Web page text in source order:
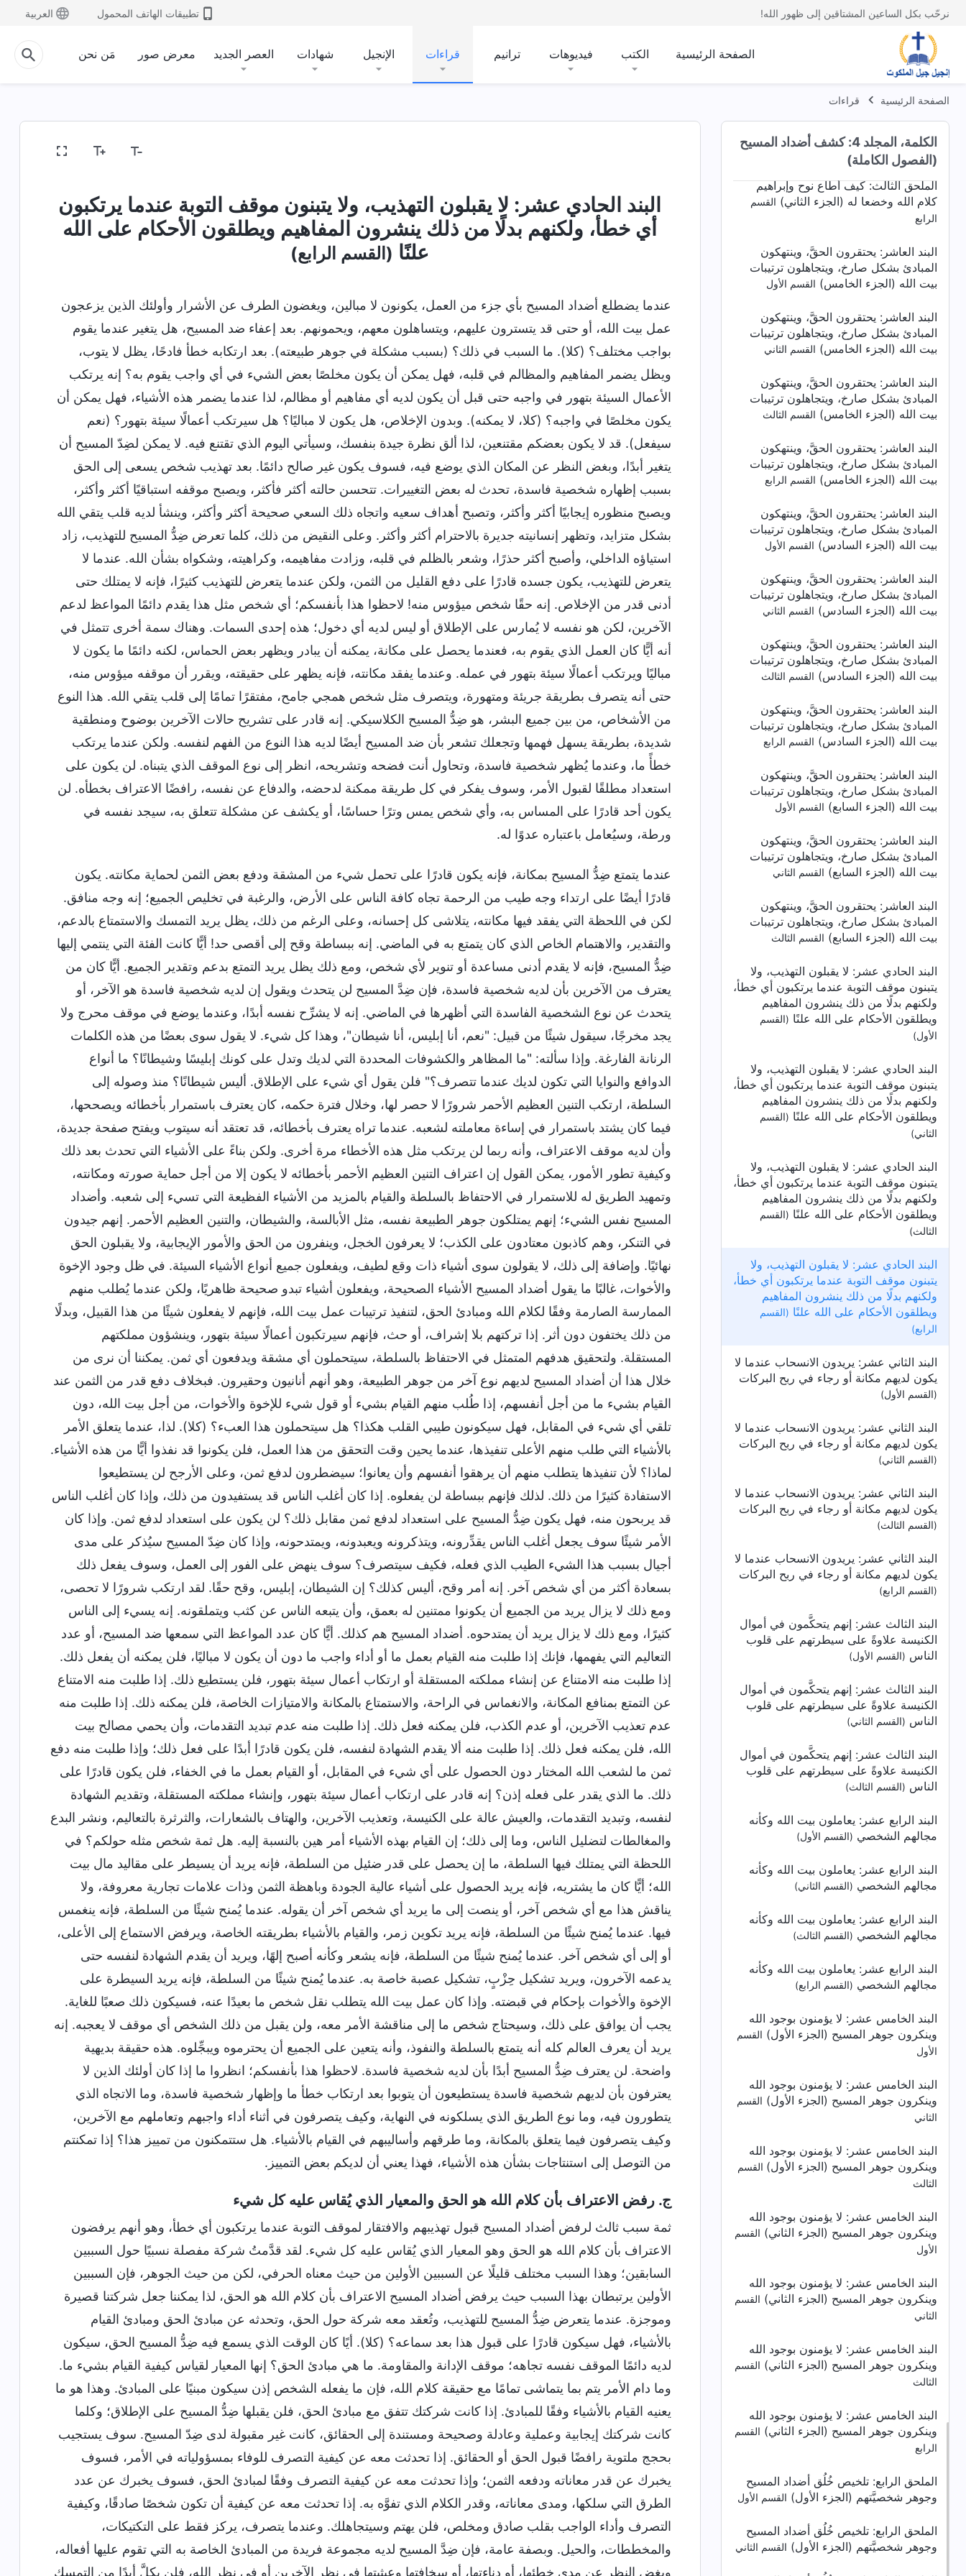
نرحّب بكل الساعين المشتاقين إلى ظهور الله! تطبيقات الهاتف المحمول العربية
الصفحة الرئيسية الكتب فيديوهات ترانيم قراءات الإنجيل شهادات العصر الجديد معرض صور مَن نحن
الصفحة الرئيسية قراءات
الكلمة، المجلد 4: كشف أضداد المسيح
(الفصول الكاملة)
الأول
الملحق الثالث:
كلام الله وخضعا له (الجزء الثاني)
الملحق الثالث:كيف أطاع نوح وإبراهيم
كلام الله وخضعا له (الجزء الثاني)القسم
الثالث
الملحق الثالث:كيف أطاع نوح وإبراهيم
كلام الله وخضعا له (الجزء الثاني) القسم
الرابع
البند العاشر: يحتقرون الحقَّ، وينتهكون
المبادئ بشكل صارخ، ويتجاهلون ترتيبات
بيت الله (الجزء الخامس) القسم الأول
البند العاشر: يحتقرون الحقَّ، وينتهكون
المبادئ بشكل صارخ، ويتجاهلون ترتيبات
بيت الله (الجزء الخامس) القسم الثاني
البند العاشر: يحتقرون الحقَّ، وينتهكون
المبادئ بشكل صارخ، ويتجاهلون ترتيبات
بيت الله (الجزء الخامس) القسم الثالث
البند العاشر: يحتقرون الحقَّ، وينتهكون
المبادئ بشكل صارخ، ويتجاهلون ترتيبات
بيت الله (الجزء الخامس) القسم الرابع
البند العاشر: يحتقرون الحقَّ، وينتهكون
المبادئ بشكل صارخ، ويتجاهلون ترتيبات
بيت الله (الجزء السادس) القسم الأول
البند العاشر: يحتقرون الحقَّ، وينتهكون
المبادئ بشكل صارخ، ويتجاهلون ترتيبات
بيت الله (الجزء السادس) القسم الثاني
البند العاشر: يحتقرون الحقَّ، وينتهكون
المبادئ بشكل صارخ، ويتجاهلون ترتيبات
بيت الله (الجزء السادس) القسم الثالث
البند العاشر: يحتقرون الحقَّ، وينتهكون
المبادئ بشكل صارخ، ويتجاهلون ترتيبات
بيت الله (الجزء السادس) القسم الرابع
البند العاشر: يحتقرون الحقَّ، وينتهكون
المبادئ بشكل صارخ، ويتجاهلون ترتيبات
بيت الله (الجزء السابع) القسم الأول
البند العاشر: يحتقرون الحقَّ، وينتهكون
المبادئ بشكل صارخ، ويتجاهلون ترتيبات
بيت الله (الجزء السابع) القسم الثاني
البند العاشر: يحتقرون الحقَّ، وينتهكون
المبادئ بشكل صارخ، ويتجاهلون ترتيبات
بيت الله (الجزء السابع) القسم الثالث
البند الحادي عشر: لا يقبلون التهذيب، ولا
يتبنون موقف التوبة عندما يرتكبون أي خطأ،
ولكنهم بدلًا من ذلك ينشرون المفاهيم
ويطلقون الأحكام على الله علنًا (القسم
الأول)
البند الحادي عشر: لا يقبلون التهذيب، ولا
يتبنون موقف التوبة عندما يرتكبون أي خطأ،
ولكنهم بدلًا من ذلك ينشرون المفاهيم
ويطلقون الأحكام على الله علنًا (القسم
الثاني)
البند الحادي عشر: لا يقبلون التهذيب، ولا
يتبنون موقف التوبة عندما يرتكبون أي خطأ،
ولكنهم بدلًا من ذلك ينشرون المفاهيم
ويطلقون الأحكام على الله علنًا (القسم
الثالث)
البند الحادي عشر: لا يقبلون التهذيب، ولا
يتبنون موقف التوبة عندما يرتكبون أي خطأ،
ولكنهم بدلًا من ذلك ينشرون المفاهيم
ويطلقون الأحكام على الله علنًا (القسم
الرابع)
البند الثاني عشر: يريدون الانسحاب عندما لا
يكون لديهم مكانة أو رجاء في ربح البركات
(القسم الأول)
البند الثاني عشر: يريدون الانسحاب عندما لا
يكون لديهم مكانة أو رجاء في ربح البركات
(القسم الثاني)
البند الثاني عشر: يريدون الانسحاب عندما لا
يكون لديهم مكانة أو رجاء في ربح البركات
(القسم الثالث)
البند الثاني عشر: يريدون الانسحاب عندما لا
يكون لديهم مكانة أو رجاء في ربح البركات
(القسم الرابع)
البند الثالث عشر: إنهم يتحكَّمون في أموال
الكنيسة علاوةً على سيطرتهم على قلوب
الناس (القسم الأول)
البند الثالث عشر: إنهم يتحكَّمون في أموال
الكنيسة علاوةً على سيطرتهم على قلوب
الناس (القسم الثاني)
البند الثالث عشر: إنهم يتحكَّمون في أموال
الكنيسة علاوةً على سيطرتهم على قلوب
الناس (القسم الثالث)
البند الرابع عشر: يعاملون بيت الله وكأنه
مجالهم الشخصي (القسم الأول)
البند الرابع عشر: يعاملون بيت الله وكأنه
مجالهم الشخصي (القسم الثاني)
البند الرابع عشر: يعاملون بيت الله وكأنه
مجالهم الشخصي (القسم الثالث)
البند الرابع عشر: يعاملون بيت الله وكأنه
مجالهم الشخصي (القسم الرابع)
البند الخامس عشر: لا يؤمنون بوجود الله
وينكرون جوهر المسيح (الجزء الأول) القسم
الأول
البند الخامس عشر: لا يؤمنون بوجود الله
وينكرون جوهر المسيح (الجزء الأول) القسم
الثاني
البند الخامس عشر: لا يؤمنون بوجود الله
وينكرون جوهر المسيح (الجزء الأول) القسم
الثالث
البند الخامس عشر: لا يؤمنون بوجود الله
وينكرون جوهر المسيح (الجزء الثاني) القسم
الأول
البند الخامس عشر: لا يؤمنون بوجود الله
وينكرون جوهر المسيح (الجزء الثاني) القسم
الثاني
البند الخامس عشر: لا يؤمنون بوجود الله
وينكرون جوهر المسيح (الجزء الثاني) القسم
الثالث
البند الخامس عشر: لا يؤمنون بوجود الله
وينكرون جوهر المسيح (الجزء الثاني) القسم
الرابع
الملحق الرابع: تلخيص خُلُق أضداد المسيح
وجوهر شخصيَّتهم (الجزء الأول) القسم الأول
الملحق الرابع: تلخيص خُلُق أضداد المسيح
وجوهر شخصيَّتهم (الجزء الأول) القسم الثاني
البند الحادي عشر: لا يقبلون التهذيب، ولا يتبنون موقف التوبة عندما يرتكبون
أي خطأ، ولكنهم بدلًا من ذلك ينشرون المفاهيم ويطلقون الأحكام على الله
علنًا (القسم الرابع)
عندما يضطلع أضداد المسيح بأي جزء من العمل، يكونون لا مبالين، ويغضون الطرف عن الأشرار وأولئك الذين يزعجون
عمل بيت الله، أو حتى قد يتسترون عليهم، ويتساهلون معهم، ويحمونهم. بعد إعفاء ضد المسيح، هل يتغير عندما يقوم
بواجب مختلف؟ (كلا). ما السبب في ذلك؟ (بسبب مشكلة في جوهر طبيعته). بعد ارتكابه خطأ فادحًا، يظل لا يتوب،
ويظل يضمر المفاهيم والمظالم في قلبه، فهل يمكن أن يكون مخلصًا بعض الشيء في أي واجب يقوم به؟ إنه يرتكب
الأعمال السيئة بتهور في واجبه حتى قبل أن يكون لديه أي مفاهيم أو مظالم، لذا عندما يضمر هذه الأشياء، فهل يمكن أن
يكون مخلصًا في واجبه؟ (كلا، لا يمكنه). وبدون الإخلاص، هل يكون لا مباليًا؟ هل سيرتكب أعمالًا سيئة بتهور؟ (نعم
سيفعل). قد لا يكون بعضكم مقتنعين، لذا ألق نظرة جيدة بنفسك، وسيأتي اليوم الذي تقتنع فيه. لا يمكن لضِدّ المسيح أن
يتغير أبدًا، وبغض النظر عن المكان الذي يوضع فيه، فسوف يكون غير صالح دائمًا. بعد تهذيب شخص يسعى إلى الحق
بسبب إظهاره شخصية فاسدة، تحدث له بعض التغييرات. تتحسن حالته أكثر فأكثر، ويصبح موقفه استباقيًا أكثر وأكثر،
ويصبح منظوره إيجابيًا أكثر وأكثر، وتصبح أهداف سعيه واتجاه ذلك السعي صحيحة أكثر وأكثر، وينشأ لديه قلب يتقي الله
بشكل متزايد، وتظهر إنسانيته جديرة بالاحترام أكثر وأكثر. وعلى النقيض من ذلك، كلما تعرض ضِدُّ المسيح للتهذيب، زاد
استياؤه الداخلي، وأصبح أكثر حذرًا، وشعر بالظلم في قلبه، وزادت مفاهيمه، وكراهيته، وشكواه بشأن الله. عندما لا
يتعرض للتهذيب، يكون جسده قادرًا على دفع القليل من الثمن، ولكن عندما يتعرض للتهذيب كثيرًا، فإنه لا يمتلك حتى
أدنى قدر من الإخلاص. إنه حقًا شخص ميؤوس منه! لاحظوا هذا بأنفسكم؛ أي شخص مثل هذا يقدم دائمًا المواعظ لدعم
الآخرين، لكن هو نفسه لا يُمارس على الإطلاق أو ليس لديه أي دخول؛ هذه إحدى السمات. وهناك سمة أخرى تتمثل في
أنه أيًّا كان العمل الذي يقوم به، فعندما يحصل على مكانة، يمكنه أن يبادر ويظهر بعض الحماس، لكنه دائمًا ما يكون لا
مباليًا ويرتكب أعمالًا سيئة بتهور في عمله. وعندما يفقد مكانته، فإنه يظهر على حقيقته، ويقرر أن موقفه ميؤوس منه،
حتى أنه يتصرف بطريقة جريئة ومتهورة، ويتصرف مثل شخص همجي جامح، مفتقرًا تمامًا إلى قلب يتقي الله. هذا النوع
من الأشخاص، من بين جميع البشر، هو ضِدُّ المسيح الكلاسيكي. إنه قادر على تشريح حالات الآخرين بوضوح ومنطقية
شديدة، بطريقة يسهل فهمها وتجعلك تشعر بأن ضد المسيح أيضًا لديه هذا النوع من الفهم لنفسه. ولكن عندما يرتكب
خطأً ما، وعندما يُظهر شخصية فاسدة، وتحاول أنت فضحه وتشريحه، انظر إلى نوع الموقف الذي يتبناه. لن يكون على
استعداد مطلقًا لقبول الأمر، وسوف يفكر في كل طريقة ممكنة لدحضه، والدفاع عن نفسه، رافضًا الاعتراف بخطأه. لن
يكون أحد قادرًا على المساس به، وأي شخص يمس وترًا حساسًا، أو يكشف عن مشكلة تتعلق به، سيجد نفسه في
ورطة، وسيُعامل باعتباره عدوًا له.
عندما يتمتع ضِدُّ المسيح بمكانة، فإنه يكون قادرًا على تحمل شيء من المشقة ودفع بعض الثمن لحماية مكانته. يكون
قادرًا أيضًا على ارتداء وجه طيب من الرحمة تجاه كافة الناس على الأرض، والرغبة في تخليص الجميع؛ إنه وجه منافق.
لكن في اللحظة التي يفقد فيها مكانته، يتلاشى كل إحسانه، وعلى الرغم من ذلك، يظل يريد التمسك والاستمتاع بالدعم،
والتقدير، والاهتمام الخاص الذي كان يتمتع به في الماضي. إنه ببساطة وقح إلى أقصى حد! أيًّا كانت الفئة التي ينتمي إليها
ضِدُّ المسيح، فإنه لا يقدم أدنى مساعدة أو تنوير لأي شخص، ومع ذلك يظل يريد التمتع بدعم وتقدير الجميع. أيًّا كان من
يعترف من الآخرين بأن لديه شخصية فاسدة، فإن ضِدَّ المسيح لن يتحدث ويقول إن لديه شخصية فاسدة هو الآخر، أو
يتحدث عن نوع الشخصية الفاسدة التي أظهرها في الماضي. إنه لا يشرِّح نفسه أبدًا، وعندما يوضع في موقف محرج ولا
يجد مخرجًا، سيقول شيئًا من قبيل: "نعم، أنا إبليس، أنا شيطان"، وهذا كل شيء. لا يقول سوى بعضًا من هذه الكلمات
الرنانة الفارغة. وإذا سألته: "ما المظاهر والكشوفات المحددة التي لديك وتدل على كونك إبليسًا وشيطانًا؟ ما أنواع
الدوافع والنوايا التي تكون لديك عندما تتصرف؟" فلن يقول أي شيء على الإطلاق. أليس شيطانًا؟ منذ وصوله إلى
السلطة، ارتكب التنين العظيم الأحمر شرورًا لا حصر لها، وخلال فترة حكمه، كان يعترف باستمرار بأخطائه ويصححها،
فيما كان يشتد باستمرار في إساءة معاملته لشعبه. عندما تراه يعترف بأخطائه، قد تعتقد أنه سيتوب ويفتح صفحة جديدة،
وأن لديه موقف الاعتراف، وأنه ربما لن يرتكب مثل هذه الأخطاء مرة أخرى. ولكن بناءً على الأشياء التي تحدث بعد ذلك
وكيفية تطور الأمور، يمكن القول إن اعتراف التنين العظيم الأحمر بأخطائه لا يكون إلا من أجل حماية صورته ومكانته،
وتمهيد الطريق له للاستمرار في الاحتفاظ بالسلطة والقيام بالمزيد من الأشياء الفظيعة التي تسيء إلى شعبه. وأضداد
المسيح نفس الشيء؛ إنهم يمتلكون جوهر الطبيعة نفسه، مثل الأبالسة، والشيطان، والتنين العظيم الأحمر. إنهم جيدون
في التنكر، وهم كاذبون معتادون على الكذب؛ لا يعرفون الخجل، وينفرون من الحق والأمور الإيجابية، ولا يقبلون الحق
نهائيًا. وإضافة إلى ذلك، لا يقولون سوى أشياء ذات وقع لطيف، ويفعلون جميع أنواع الأشياء السيئة. في ظل وجود الإخوة
والأخوات، غالبًا ما يقول أضداد المسيح الأشياء الصحيحة، ويفعلون أشياء تبدو صحيحة ظاهريًا، ولكن عندما يُطلب منهم
الممارسة الصارمة وفقًا لكلام الله ومبادئ الحق، لتنفيذ ترتيبات عمل بيت الله، فإنهم لا يفعلون شيئًا من هذا القبيل، وبدلًا
من ذلك يختفون دون أثر. إذا تركتهم بلا إشراف، أو حث، فإنهم سيرتكبون أعمالًا سيئة بتهور، وينشؤون مملكتهم
المستقلة. ولتحقيق هدفهم المتمثل في الاحتفاظ بالسلطة، سيتحملون أي مشقة ويدفعون أي ثمن. يمكننا أن نرى من
خلال هذا أن أضداد المسيح لديهم نوع آخر من جوهر الطبيعة، وهو أنهم أنانيون وحقيرون. فبخلاف دفع قدر من الثمن عند
القيام بشيء ما من أجل أنفسهم، إذا طُلب منهم القيام بشيء أو قول شيء للإخوة والأخوات، من أجل بيت الله، دون
تلقي أي شيء في المقابل، فهل سيكونون طيبي القلب هكذا؟ هل سيتحملون هذا العبء؟ (كلا). لذا، عندما يتعلق الأمر
بالأشياء التي طلب منهم الأعلى تنفيذها، عندما يحين وقت التحقق من هذا العمل، فلن يكونوا قد نفذوا أيًّا من هذه الأشياء.
لماذا؟ لأن تنفيذها يتطلب منهم أن يرهقوا أنفسهم وأن يعانوا؛ سيضطرون لدفع ثمن، وعلى الأرجح لن يستطيعوا
الاستفادة كثيرًا من ذلك. لذلك فإنهم ببساطة لن يفعلوه. إذا كان أغلب الناس قد يستفيدون من ذلك، وإذا كان أغلب الناس
قد يربحون منه، فهل يكون ضِدُّ المسيح على استعداد لدفع ثمن مقابل ذلك؟ لن يكون على استعداد لدفع ثمن. وإذا كان
الأمر شيئًا سوف يجعل أغلب الناس يقدِّرونه، ويتذكرونه ويعبدونه، ويمتدحونه، وإذا كان ضِدّ المسيح سيُذكر على مدى
أجيال بسبب هذا الشيء الطيب الذي فعله، فكيف سيتصرف؟ سوف ينهض على الفور إلى العمل، وسوف يفعل ذلك
بسعادة أكثر من أي شخص آخر. إنه أمر وقح، أليس كذلك؟ إن الشيطان، إبليس، وقح حقًا. لقد ارتكب شرورًا لا تحصى،
ومع ذلك لا يزال يريد من الجميع أن يكونوا ممتنين له بعمق، وأن يتبعه الناس عن كثب ويتملقونه. إنه يسيء إلى الناس
كثيرًا، ومع ذلك لا يزال يريد أن يمتدحوه. أضداد المسيح هم كذلك. أيًّا كان عدد المواعظ التي سمعها ضد المسيح، أو عدد
التعاليم التي يفهمها، فإنك إذا طلبت منه القيام بعمل ما أو أداء واجب ما دون أن يكون لا مباليًا، فلن يمكنه أن يفعل ذلك.
إذا طلبت منه الامتناع عن إنشاء مملكته المستقلة أو ارتكاب أعمال سيئة بتهور، فلن يستطيع ذلك. إذا طلبت منه الامتناع
عن التمتع بمنافع المكانة، والانغماس في الراحة، والاستمتاع بالمكانة والامتيازات الخاصة، فلن يمكنه ذلك. إذا طلبت منه
عدم تعذيب الآخرين، أو عدم الكذب، فلن يمكنه فعل ذلك. إذا طلبت منه عدم تبديد التقدمات، وأن يحمي مصالح بيت
الله، فلن يمكنه فعل ذلك. إذا طلبت منه ألا يقدم الشهادة لنفسه، فلن يكون قادرًا أبدًا على فعل ذلك؛ وإذا طلبت منه دفع
ثمن ما لشعب الله المختار دون الحصول على أي شيء في المقابل، أو القيام بعمل ما في الخفاء، فلن يكون قادرًا على
ذلك. ما الذي يقدر على فعله إذن؟ إنه قادر على ارتكاب أعمال سيئة بتهور، وإنشاء مملكته المستقلة، وتقديم الشهادة
لنفسه، وتبديد التقدمات، والعيش عالة على الكنيسة، وتعذيب الآخرين، والهتاف بالشعارات، والثرثرة بالتعاليم، ونشر البدع
والمغالطات لتضليل الناس، وما إلى ذلك؛ إن القيام بهذه الأشياء أمر هين بالنسبة إليه. هل ثمة شخص مثله حولكم؟ في
اللحظة التي يمتلك فيها السلطة، ما إن يحصل على قدر ضئيل من السلطة، فإنه يريد أن يسيطر على مقاليد مال بيت
الله؛ أيًّا كان ما يشتريه، فإنه يريد الحصول على أشياء عالية الجودة وباهظة الثمن وذات علامات تجارية معروفة، ولا
يناقش هذا مع أي شخص آخر، أو ينصت إلى ما يريد أي شخص آخر أن يقوله. عندما يُمنح شيئًا من السلطة، فإنه ينغمس
فيها. عندما يُمنح شيئًا من السلطة، فإنه يريد تكوين زمر، والقيام بالأشياء بطريقته الخاصة، ويرفض الاستماع إلى الأعلى،
أو إلى أي شخص آخر. عندما يُمنح شيئًا من السلطة، فإنه يشعر وكأنه أصبح إلهًا، ويريد أن يقدم الشهادة لنفسه حتى
يدعمه الآخرون، ويريد تشكيل حِزْبٍ، تشكيل عصبة خاصة به. عندما يُمنح شيئًا من السلطة، فإنه يريد السيطرة على
الإخوة والأخوات بإحكام في قبضته. وإذا كان عمل بيت الله يتطلب نقل شخص ما بعيدًا عنه، فسيكون ذلك صعبًا للغاية.
يجب أن يوافق على ذلك، وسيحتاج شخص ما إلى مناقشة الأمر معه، ولن يقبل من ذلك الشخص أي موقف لا يعجبه. إنه
يريد أن يعرف العالم كله أنه يتمتع بالسلطة والنفوذ، وأنه يتعين على الجميع أن يحترموه ويبجِّلوه. هذه حقيقة بديهية
واضحة. لن يعترف ضِدُّ المسيح أبدًا بأن لديه شخصية فاسدة. لاحظوا هذا بأنفسكم؛ انظروا ما إذا كان أولئك الذين لا
يعترفون بأن لديهم شخصية فاسدة يستطيعون أن يتوبوا بعد ارتكاب خطأ ما وإظهار شخصية فاسدة، وما الاتجاه الذي
يتطورون فيه، وما نوع الطريق الذي يسلكونه في النهاية، وكيف يتصرفون في أثناء أداء واجبهم وتعاملهم مع الآخرين،
وكيف يتصرفون فيما يتعلق بالمكانة، وما طرقهم وأساليبهم في القيام بالأشياء. هل ستتمكنون من تمييز هذا؟ إذا تمكنتم
من التوصل إلى استنتاجات بشأن هذه الأشياء، فهذا يعني أن لديكم بعض التمييز.
ج. رفض الاعتراف بأن كلام الله هو الحق والمعيار الذي يُقاس عليه كل شيء
ثمة سبب ثالث لرفض أضداد المسيح قبول تهذيبهم والافتقار لموقف التوبة عندما يرتكبون أي خطأ، وهو أنهم يرفضون
الاعتراف بأن كلام الله هو الحق وهو المعيار الذي يُقاس عليه كل شيء. لقد قدَّمتُ شركة مفصلة نسبيًا حول السببين
السابقين؛ وهذا السبب مختلف قليلًا عن السببين الأولين من حيث معناه الحرفي، لكن من حيث الجوهر، فإن السببين
الأولين يرتبطان بهذا السبب حيث يرفض أضداد المسيح الاعتراف بأن كلام الله هو الحق، لذا يمكننا جعل شركتنا قصيرة
وموجزة. عندما يتعرض ضِدُّ المسيح للتهذيب، وتُعقد معه شركة حول الحق، وتحدثه عن مبادئ الحق ومبادئ القيام
بالأشياء، فهل سيكون قادرًا على قبول هذا بعد سماعه؟ (كلا). أيًا كان الوقت الذي يسمع فيه ضِدُّ المسيح الحق، سيكون
لديه دائمًا الموقف نفسه تجاهه؛ موقف الإدانة والمقاومة. ما هي مبادئ الحق؟ إنها المعيار لقياس كيفية القيام بشيء ما.
وما دام الأمر يتم بما يتماشى تمامًا مع حقيقة كلام الله، فإن ما يفعله الشخص إذن سيكون مبنيًا على المبادئ. وهذا هو ما
يعنيه القيام بالأشياء وفقًا للمبادئ. إذا كانت شركتك تتفق مع مبادئ الحق، فلن يقبلها ضِدُّ المسيح على الإطلاق؛ وكلما
كانت شركتك إيجابية وعملية وعادلة وصحيحة ومستندة إلى الحقائق، كانت غير مقبولة لدى ضِدّ المسيح. سوف يستجيب
بحجج ملتوية رافضًا قبول الحق أو الحقائق. إذا تحدثت معه عن كيفية التصرف للوفاء بمسؤولياته في الأمر، فسوف
يخبرك عن قدر معاناته ودفعه الثمن؛ وإذا تحدثت معه عن كيفية التصرف وفقًا لمبادئ الحق، فسوف يخبرك عن عدد
الطرق التي سلكها، ومدى معاناته، وقدر الكلام الذي تفوَّه به. إذا تحدثت معه عن كيفية أن تكون شخصًا صادقًا، وكيفية
التصرف وأداء الواجب بقلب صادق ومخلص، فلن يهتم وسيتجاهلك. وعندما يتصرف، يركز فقط على التكتيكات،
والمخططات، والحيل. وبصفة عامة، فإن ضِدَّ المسيح لديه مجموعة فريدة من المبادئ الخاصة به التي تقوم عليها أفعاله،
وبغض النظر عن مدى خطئها، أو دناءتها، أو سخافتها وعبثيتها في نظر الآخرين أو في نظر الله، فلن يكلَّ أبدًا من التمسك